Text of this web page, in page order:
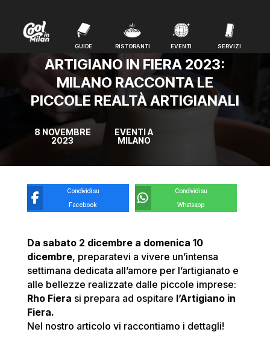
GUIDE RISTORANTI EVENTI SERVIZI
GUIDE RISTORANTI EVENTI SERVIZI
ARTIGIANO IN FIERA 2023:
MILANO RACCONTA LE
PICCOLE REALTÀ ARTIGIANALI
8 NOVEMBRE
2023
EVENTI A
MILANO
Condividi su
Facebook
Condividi su
Whatsapp
Da sabato 2 dicembre a domenica 10
dicembre, preparatevi a vivere un’intensa
settimana dedicata all’amore per l’artigianato e
alle bellezze realizzate dalle piccole imprese:
Rho Fiera si prepara ad ospitare l’Artigiano in
Fiera.
Nel nostro articolo vi raccontiamo i dettagli!